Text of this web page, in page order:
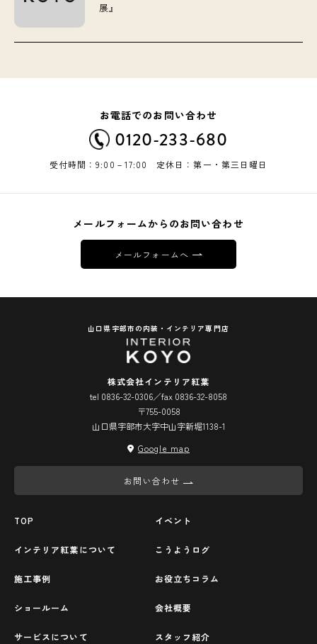
展』
お電話でのお問い合わせ
0120-233-680
受付時間：9:00－17:00 定休日：第一・第三日曜日
メールフォームからのお問い合わせ
メールフォームへ
山口県宇部市の内装・インテリア専門店
株式会社インテリア紅葉
tel 0836-32-0306／fax 0836-32-8058
〒755-0058
山口県宇部市大字中山字新堀1138-1
Google map
お問い合わせ
TOP
インテリア紅葉について
施工事例
ショールーム
サービスについて
イベント
こうようログ
お役立ちコラム
会社概要
スタッフ紹介